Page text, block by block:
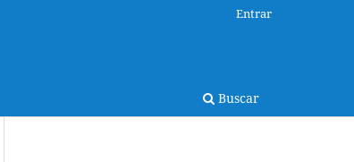
Buscar
Entrar